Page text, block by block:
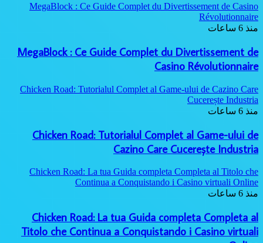
MegaBlock : Ce Guide
MegaBlock : Ce Guide
Chicken Road: Tutorialul
Chicken Road:
Chicken Road: La tua Guida
Continua a
Chicken Road: La tua
Titolo che Continua a